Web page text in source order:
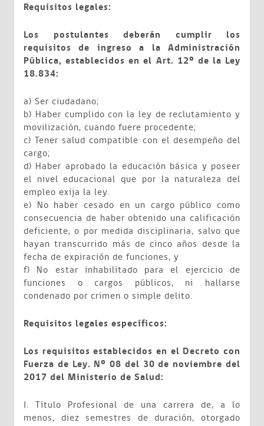
Requisitos legales:
Los postulantes deberán cumplir los
requisitos de ingreso a la Administración
Pública, establecidos en el Art. 12º de la Ley
18.834:
a) Ser ciudadano;
b) Haber cumplido con la ley de reclutamiento y
movilización, cuando fuere procedente;
c) Tener salud compatible con el desempeño del
cargo;
d) Haber aprobado la educación básica y poseer
el nivel educacional que por la naturaleza del
empleo exija la ley.
e) No haber cesado en un cargo público como
consecuencia de haber obtenido una calificación
deficiente, o por medida disciplinaria, salvo que
hayan transcurrido más de cinco años desde la
fecha de expiración de funciones, y
f) No estar inhabilitado para el ejercicio de
funciones o cargos públicos, ni hallarse
condenado por crimen o simple delito.
Requisitos legales específicos:
Los requisitos establecidos en el Decreto con
Fuerza de Ley. Nº 08 del 30 de noviembre del
2017 del Ministerio de Salud:
I. Título Profesional de una carrera de, a lo
menos, diez semestres de duración, otorgado